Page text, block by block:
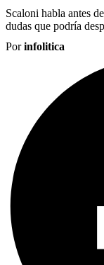
Scaloni habla antes
dudas que podría
Porinfolitica